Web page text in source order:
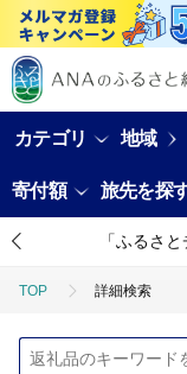
カテゴリ 地域
寄付額 旅先を探
「ふるさ
TOP 詳細検索